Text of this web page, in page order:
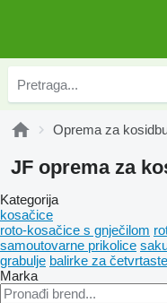
Oprema za
JF oprema za
Kategorija
kosačice
roto-kosačice s gnječilom
samoutovarne prikolice
grabulje balirke za
Marka